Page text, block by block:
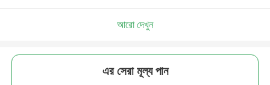
আরো দেখুন
এর সেরা মূল্য পান